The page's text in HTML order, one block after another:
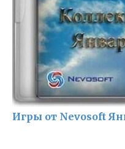
Игры от Nevosoft